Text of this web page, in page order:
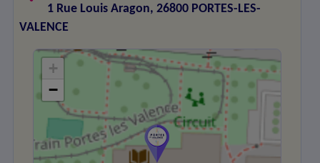
1 Rue Louis Aragon, 26800 PORTES-LES-
VALENCE
+
−